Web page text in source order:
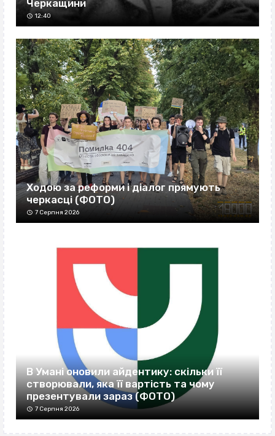
Черкащини
12:40
Ходою за реформи і діалог прямують
черкасці (ФОТО)
7 Серпня 2026
В Умані оновили айдентику: скільки її
створювали, яка її вартість та чому
презентували зараз (ФОТО)
7 Серпня 2026